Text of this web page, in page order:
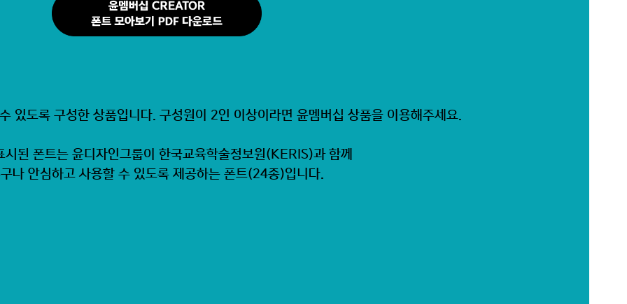
있도록 구성한 상품입니다. 구성원이 2인 이상이라면 윤멤버십 상품을 이용해주세요.
된 폰트는 윤디자인그룹이 한국교육학술정보원(KERIS)과 함께
나 안심하고 사용할 수 있도록 제공하는 폰트(24종)입니다.